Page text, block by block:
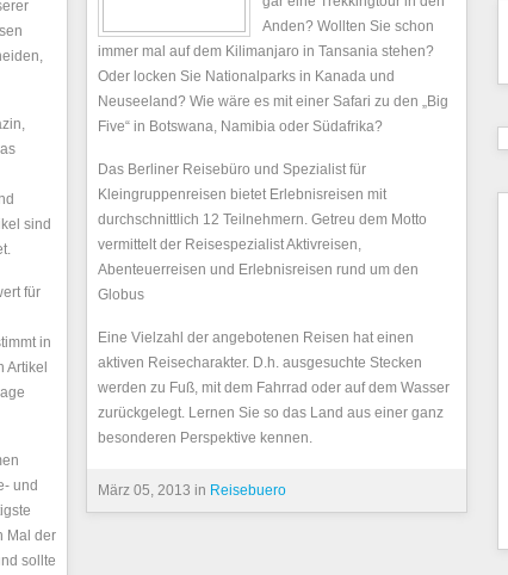
sind
für
in
und
Mal der
sollte
Anden? Wollten Sie schon
immer mal auf dem Kilimanjaro in Tansania stehen?
Oder locken Sie Nationalparks in Kanada und
Neuseeland? Wie wäre es mit einer Safari zu den „Big
Five“ in Botswana, Namibia oder Südafrika?
Das Berliner Reisebüro und Spezialist für
Kleingruppenreisen bietet Erlebnisreisen mit
durchschnittlich 12 Teilnehmern. Getreu dem Motto
vermittelt der Reisespezialist Aktivreisen,
Abenteuerreisen und Erlebnisreisen rund um den
Globus
Eine Vielzahl der angebotenen Reisen hat einen
aktiven Reisecharakter. D.h. ausgesuchte Stecken
werden zu Fuß, mit dem Fahrrad oder auf dem Wasser
zurückgelegt. Lernen Sie so das Land aus einer ganz
besonderen Perspektive kennen.
März 05, 2013 in Reisebuero